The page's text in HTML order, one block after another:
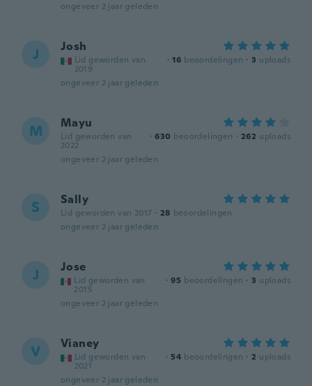
ongeveer 2 jaar geleden
J Josh
Lid geworden van
2019
· 16 beoordelingen · 3 uploads
ongeveer 2 jaar geleden
M Mayu
Lid geworden van
2022
· 630 beoordelingen · 262 uploads
ongeveer 2 jaar geleden
S Sally
Lid geworden van 2017 · 28 beoordelingen
ongeveer 2 jaar geleden
J Jose
Lid geworden van
2015
· 95 beoordelingen · 3 uploads
ongeveer 2 jaar geleden
V Vianey
Lid geworden van
2021
· 54 beoordelingen · 2 uploads
ongeveer 2 jaar geleden